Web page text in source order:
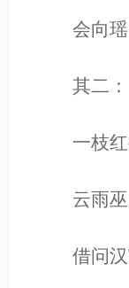
会向瑶
其二：
一枝红
云雨巫
借问汉